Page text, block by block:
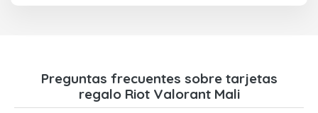
Preguntas frecuentes sobre tarjetas
regalo Riot Valorant Mali